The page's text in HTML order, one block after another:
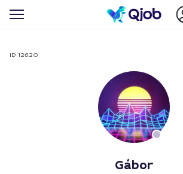
ID 12620
Gábor